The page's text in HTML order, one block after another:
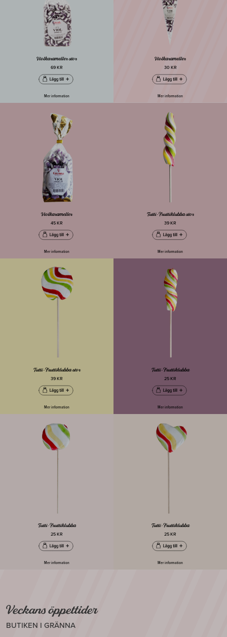
Violkarameller stor
69 KR
Mer information
Violkarameller
30 KR
Mer information
Violkarameller
45 KR
Mer information
Tutti-Fruttiklubba stor
39 KR
Mer information
Tutti-Fruttiklubba stor
39 KR
Mer information
Tutti-Fruttiklubba
25 KR
Mer information
Tutti-Fruttiklubba
25 KR
Mer information
Tutti-Fruttiklubba
25 KR
Mer information
Veckans öppettider
BUTIKEN I GRÄNNA